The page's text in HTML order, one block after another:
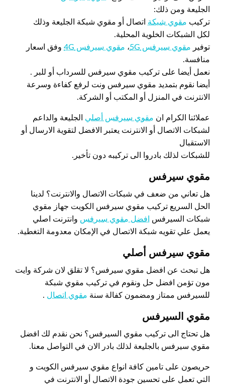
الجليعة ومن ذلك:
تركيب مقوي شبكة اتصال أو مقوي شبكة الجليعة وذلك
لكل الشبكات الخلوية المحلية.
توفير مقوي سيرفس 5G ، مقوي سيرفس 4G
وفق اسعار
منافسة.
نعمل أيضا على تركيب مقوي سيرفس للسرداب أو للبر .
أيضا نقوم بتمديد مقوي سيرفس ونت لرفع كفاءة وسرعة
الانترنت في المنزل أو المكتب أو الشركة.
عملائنا الكرام ان مقوي سيرفس أصلي الجليعة والداعم
لشبكات الاتصال أو الانترنت يعتبر الافضل لتقوية الارسال أو
الاستقبال
للشبكات لذلك بادروا الى تركيبه دون تأخير.
مقوي سيرفس
هل تعاني من ضعف في شبكات الاتصال والانترنت؟ لدينا
الحل السريع تركيب مقوي سيرفس الكويت جهاز مقوي
شبكات السيرفس
افضل مقوي سيرفس وانترنت اصلي
يعمل علي تقويه شبكة الاتصال في الإمكان معدومة التغطية.
مقوي سيرفس أصلي
هل تبحث عن افضل مقوي سيرفس؟ لا تقلق لان شركة وايت
مون تؤمن افضل حل ونقوم في تركيب مقوي شبكة
للسيرفس ممتاز ومضمون كفالة سنة مقوي اتصال .
مقوي السيرفس
هل تحتاج الى تركيب مقوي السيرفس؟ نحن نقدم لك افضل
مقوي سيرفس بالجليعة لذلك بادر الان في التواصل معنا.
حريصون على تامين كافة انواع مقوي سيرفس الكويت و
التي تعمل على تحسين جودة الاتصال أو الانترنت في